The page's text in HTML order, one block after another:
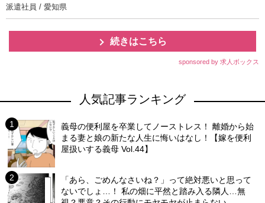
派遣社員 / 愛知県
続きはこちら
sponsored by 求人ボックス
人気記事ランキング
義母の便利屋を卒業してノーストレス！ 離婚から始
まる妻と娘の新たな人生に悔いはなし！【嫁を便利
屋扱いする義母 Vol.44】
「あら、ごめんなさいね？」って絶対悪いと思って
ないでしょ…！ 私の畑に平然と踏み入る隣人…無